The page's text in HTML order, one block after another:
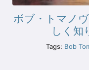
ボブ・トマノ
しく知
Tags: Bob